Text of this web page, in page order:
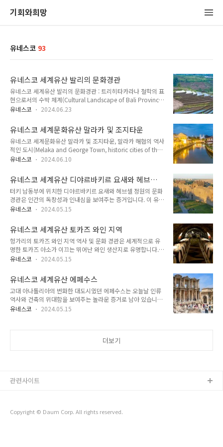
기회와희망
유네스코 93
유네스코 세계유산 발리의 문화경관
유네스코 세계유산 발리의 문화경관 : 트리히타카라나 철학의 표
현으로서의 수박 체계(Cultural Landscape of Bali Province
: the Subak System as a Manifestation of the Tri Hita
관과 수박(Subak) 시스템발리의 문화 경관은 총면적
19,500ha에 달하는 5개의 계단식 논과 수상 사원으로 구성되
어 있습니다. 사원은 9세기에 지어진 수박이라고 불리는 수로와
둑으로 이루어진 공동 수자원 시스템의 핵심을 이루고 있습니다.
18세기에 지어진 왕실 수상 사원인 타만아윤 사원은 이 섬에서
간적, 자연적 세계를 통..
유네스코 2024.06.23
유네스코 세계문화유산 말라카 및 조지타운
유네스코 세계문화유산 말라카 및 조지타운, 말라카 해협의 역사
적인 도시(Melaka and George Town, historic cities of the
Straits of Malacca) 말레이시아 2008년 등재 유네스코 세계문
은 말라카 해협을 사이에 두고 500년 이상 동서 교역과 문화 교
류가 이루어지며 발전했습니다. 아시아와 유럽의 영향으로 정부
건물, 교회, 광장, 요새 등 유형 및 무형의 다문화 유산이 형성되
었습니다. 말라카의 역사는 15세기 말라카 왕국으로 시작되어
16세기 초 포르투갈과 네덜란드의 통치가 이어졌습니다. 조지타
줍니다. 두 도시 모두 동아시아와 동남아시아 어디..
유네스코 2024.06.10
유네스코 세계유산 디야르바키르 요새와 헤브셀
정원
터키 남동부에 위치한 디야르바키르 요새와 헤브셀 정원의 문화
경관은 인간의 독창성과 인내심을 보여주는 증거입니다. 이 유네
스코 세계문화유산은 역사적 중요성, 건축적 아름다움, 자연의
와 헤브셀 정원의 풍부한 역사, 건축적 아름다움, 문화적 중요성,
그리고 역사 애호가와 자연 애호가 모두가 꼭 방문해야 하는 이
유에 대해 자세히 소개합니다. 유네스코 세계유산 디야르바키르
요새와 헤브셀 정원 문화 경관(Diyarbakır Fortress and
Hevsel Gardens Cultural Landscape) 터키 2015년 등재 디
파른 경사면에 위치한 요새 도시 디야르바키르와 그 주변 경관..
유네스코 2024.05.15
유네스코 세계유산 토카즈 와인 지역
헝가리의 토카즈 와인 지역 역사 및 문화 경관은 세계적으로 유
명한 토카즈 아소가 이끄는 뛰어난 와인 생산지로 유명합니다.
하지만 이 유네스코 세계문화유산은 와인에만 관한 것이 아닙니
전 세계 여행객들의 발길을 사로잡고 있습니다. 이 글에서는 토
카즈 와인 지역의 포도밭, 유적지, 문화적 중요성, 그리고 관광객
들에게 제공하는 독특한 경험에 대해 자세히 소개해 드리겠습니
다. 유네스코 세계유산 토카즈 와인 지역 역사 및 문화 경관
(Tokaj Wine Region Historic Cultural Landscape) 헝가리
유네스코 2024.05.15
유네스코 세계유산 에페수스
고대 아나톨리아의 번화한 대도시였던 에페수스는 오늘날 인류
역사와 건축의 위대함을 보여주는 놀라운 증거로 남아 있습니다.
현대 터키에 위치한 고대 세계에서 가장 중요한 도시 중 하나였
지 중 하나에 대한 종합적인 가이드를 제공합니다. 유네스코 세
로마 황제 시대의 기념비적인 건축물이..
유네스코 2024.05.15
더보기
Copyright © Daum Corp. All rights reserved.
관련사이트